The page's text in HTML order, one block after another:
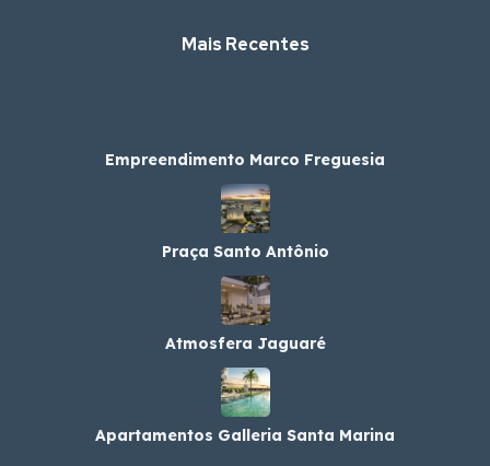
Mais Recentes
Empreendimento Marco Freguesia
Praça Santo Antônio
Atmosfera Jaguaré
Apartamentos Galleria Santa Marina